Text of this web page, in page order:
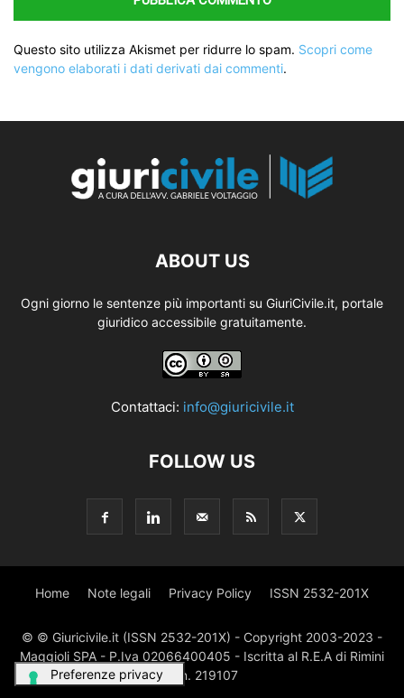
Questo sito utilizza Akismet per ridurre lo spam. Scopri come
vengono elaborati i dati derivati dai commenti.
ABOUT US
Ogni giorno le sentenze più importanti su GiuriCivile.it, portale
giuridico accessibile gratuitamente.
Contattaci: info@giuricivile.it
FOLLOW US
Home Note legali Privacy Policy ISSN 2532-201X
© © Giuricivile.it (ISSN 2532-201X) - Copyright 2003-2023 -
Maggioli SPA - P.Iva 02066400405 - Iscritta al R.E.A di Rimini
al n. 219107